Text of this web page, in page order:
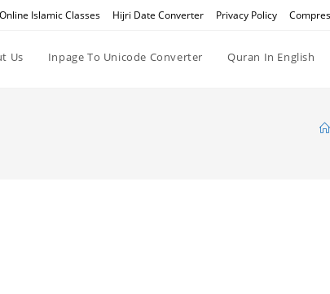
Online Islamic Classes Hijri Date Converter Privacy Policy
Us Inpage To Unicode Converter Quran In English